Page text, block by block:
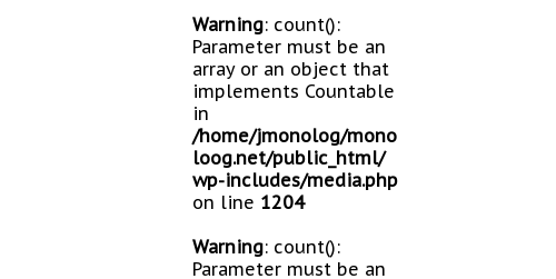
Warning: count():
Parameter must be an
array or an object that
implements Countable
in
/home/jmonolog/mono
loog.net/public_html/
wp-includes/media.php
on line 1204
Warning: count():
Parameter must be an